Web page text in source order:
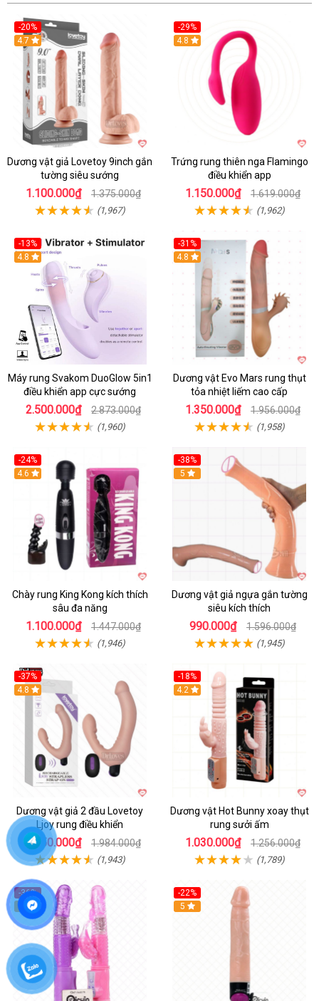
-20%
Hot
4.7
Dương vật giả Lovetoy 9inch gắn
tường siêu sướng
1.100.000₫ 1.375.000₫
(1,967)
-29%
Hot
4.8
Trứng rung thiên nga Flamingo
điều khiển app
1.150.000₫ 1.619.000₫
(1,962)
-13%
4.8
Máy rung Svakom DuoGlow 5in1
điều khiển app cực sướng
2.500.000₫ 2.873.000₫
(1,960)
-31%
4.8
Dương vật Evo Mars rung thụt
tỏa nhiệt liếm cao cấp
1.350.000₫ 1.956.000₫
(1,958)
-24%
4.6
Chày rung King Kong kích thích
sâu đa năng
1.100.000₫ 1.447.000₫
(1,946)
-38%
Hot
5
Dương vật giả ngựa gắn tường
siêu kích thích
990.000₫ 1.596.000₫
(1,945)
-37%
Hot
4.8
Dương vật giả 2 đầu Lovetoy
Ljoy rung điều khiển
1.250.000₫ 1.984.000₫
(1,943)
-18%
Hot
4.2
Dương vật Hot Bunny xoay thụt
rung sưởi ấm
1.030.000₫ 1.256.000₫
(1,789)
-36%
Hot5
-22%
Hot
5